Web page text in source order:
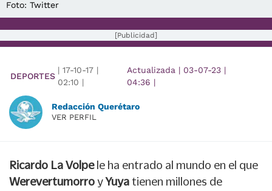
Foto: Twitter
[Publicidad]
DEPORTES
| 17-10-17 |
02:10 |
Actualizada | 03-07-23 |
04:36 |
Redacción Querétaro
VER PERFIL
Ricardo La Volpele ha entrado al mundo en el que
Werevertumorro yYuya tienen millones de